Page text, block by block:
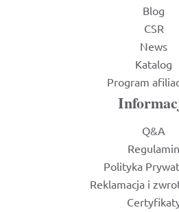
Blog
CSR
News
Katalog
Program
Q&A
Regulamin
Polityka
Reklamacja i